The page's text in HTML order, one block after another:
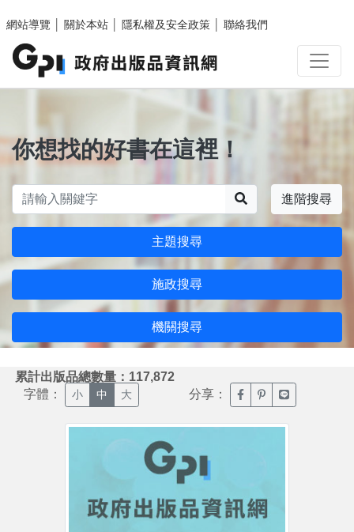
網站導覽
關於本站 隱私權及安全政策 聯絡我們
你想找的好書在這裡！
進階搜尋
主題搜尋
施政搜尋
機關搜尋
累計出版品總數量：117,872
字體： 小 中 大 分享： 臉書分享(另開新視窗)
噗浪分享(另開新
Line分享(另